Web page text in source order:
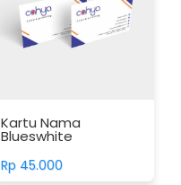
Kartu Nama
Blueswhite
Rp 45.000